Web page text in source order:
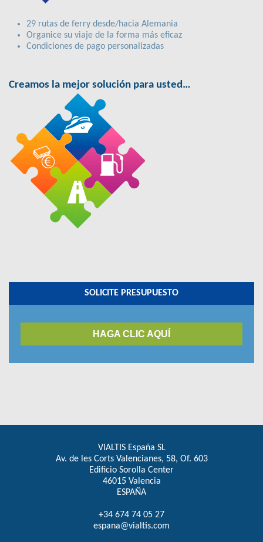
29 rutas de ferry desde/hacia Alemania
Organice su viaje de la forma más eficaz
Condiciones de pago personalizadas
Creamos la mejor solución para usted…
SOLICITE PRESUPUESTO
HAGA CLIC AQUÍ
VIALTIS España SL
Av. de les Corts Valencianes, 58, Of. 603
Edificio Sorolla Center
46015 Valencia
ESPAÑA
+34 674 74 05 27
espana@vialtis.com